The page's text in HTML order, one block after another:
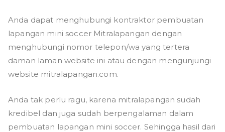
Anda dapat menghubungi kontraktor pembuatan
lapangan mini soccer Mitralapangan dengan
menghubungi nomor telepon/wa yang tertera
daman laman website ini atau dengan mengunjungi
website mitralapangan.com.
Anda tak perlu ragu, karena mitralapangan sudah
kredibel dan juga sudah berpengalaman dalam
pembuatan lapangan mini soccer. Sehingga hasil dari